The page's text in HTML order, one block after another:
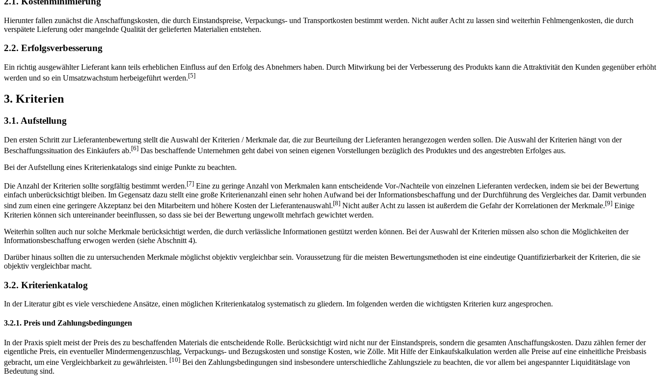
Hierunter fallen zunächst die Anschaffungskosten, die durch Einstandspreise, Verpackungs- und Transportkosten bestimmt werden. Nicht außer Acht zu lassen sind weiterhin Fehlmengenkosten, die durch
verspätete Lieferung oder mangelnde Qualität der gelieferten Materialien entstehen.
2.2. Erfolgsverbesserung
Ein richtig ausgewählter Lieferant kann teils erheblichen Einfluss auf den Erfolg des Abnehmers haben. Durch Mitwirkung bei der Verbesserung des Produkts kann die Attraktivität den Kunden gegenüber erhöht
werden und so ein Umsatzwachstum herbeigeführt werden.[5]
3. Kriterien
3.1. Aufstellung
Den ersten Schritt zur Lieferantenbewertung stellt die Auswahl der Kriterien / Merkmale dar, die zur Beurteilung der Lieferanten herangezogen werden sollen. Die Auswahl der Kriterien hängt von der
Beschaffungssituation des Einkäufers ab.[6] Das beschaffende Unternehmen geht dabei von seinen eigenen Vorstellungen bezüglich des Produktes und des angestrebten Erfolges aus.
Bei der Aufstellung eines Kriterienkatalogs sind einige Punkte zu beachten.
Die Anzahl der Kriterien sollte sorgfältig bestimmt werden.[7] Eine zu geringe Anzahl von Merkmalen kann entscheidende Vor-/Nachteile von einzelnen Lieferanten verdecken, indem sie bei der Bewertung
einfach unberücksichtigt bleiben. Im Gegensatz dazu stellt eine große Kriterienanzahl einen sehr hohen Aufwand bei der Informationsbeschaffung und der Durchführung des Vergleiches dar. Damit verbunden
sind zum einen eine geringere Akzeptanz bei den Mitarbeitern und höhere Kosten der Lieferantenauswahl.[8] Nicht außer Acht zu lassen ist außerdem die Gefahr der Korrelationen der Merkmale.[9] Einige
Kriterien können sich untereinander beeinflussen, so dass sie bei der Bewertung ungewollt mehrfach gewichtet werden.
Weiterhin sollten auch nur solche Merkmale berücksichtigt werden, die durch verlässliche Informationen gestützt werden können. Bei der Auswahl der Kriterien müssen also schon die Möglichkeiten der
Informationsbeschaffung erwogen werden (siehe Abschnitt 4).
Darüber hinaus sollten die zu untersuchenden Merkmale möglichst objektiv vergleichbar sein. Voraussetzung für die meisten Bewertungsmethoden ist eine eindeutige Quantifizierbarkeit der Kriterien, die sie
objektiv vergleichbar macht.
3.2. Kriterienkatalog
In der Literatur gibt es viele verschiedene Ansätze, einen möglichen Kriterienkatalog systematisch zu gliedern. Im folgenden werden die wichtigsten Kriterien kurz angesprochen.
3.2.1. Preis und Zahlungsbedingungen
In der Praxis spielt meist der Preis des zu beschaffenden Materials die entscheidende Rolle. Berücksichtigt wird nicht nur der Einstandspreis, sondern die gesamten Anschaffungskosten. Dazu zählen ferner der
eigentliche Preis, ein eventueller Mindermengenzuschlag, Verpackungs- und Bezugskosten und sonstige Kosten, wie Zölle. Mit Hilfe der Einkaufskalkulation werden alle Preise auf eine einheitliche Preisbasis
gebracht, um eine Vergleichbarkeit zu gewährleisten. [10] Bei den Zahlungsbedingungen sind insbesondere unterschiedliche Zahlungsziele zu beachten, die vor allem bei angespannter Liquiditätslage von
Bedeutung sind.